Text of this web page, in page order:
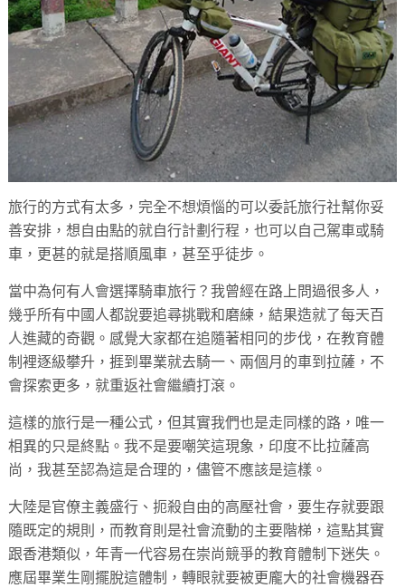
旅行的方式有太多，完全不想煩惱的可以委託旅行社幫你妥
善安排，想自由點的就自行計劃行程，也可以自己駕車或騎
車，更甚的就是搭順風車，甚至乎徒步。
當中為何有人會選擇騎車旅行？我曾經在路上問過很多人，
幾乎所有中國人都說要追尋挑戰和磨練，結果造就了每天百
人進藏的奇觀。感覺大家都在追隨著相冋的步伐，在教育體
制裡逐級攀升，捱到畢業就去騎一、兩個月的車到拉薩，不
會探索更多，就重返社會繼續打滾。
這樣的旅行是一種公式，但其實我們也是走同樣的路，唯一
相異的只是終點。我不是要嘲笑這現象，印度不比拉薩高
尚，我甚至認為這是合理的，儘管不應該是這樣。
大陸是官僚主義盛行、扼殺自由的高壓社會，要生存就要跟
隨既定的規則，而教育則是社會流動的主要階梯，這點其實
跟香港類似，年青一代容易在崇尚競爭的教育體制下迷失。
應屆畢業生剛擺脫這體制，轉眼就要被更龐大的社會機器吞